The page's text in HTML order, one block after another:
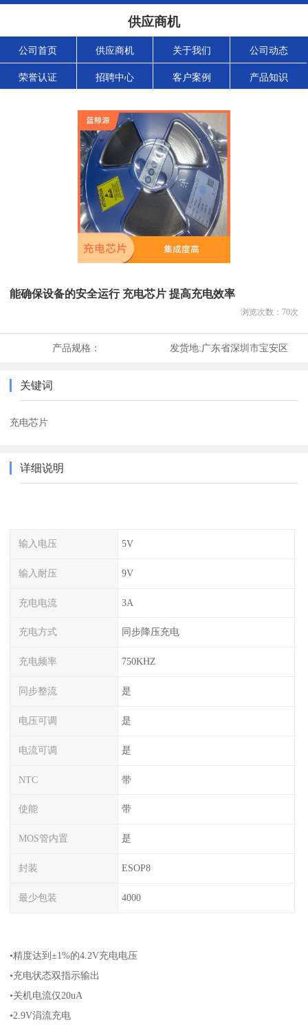
供应商机
公司首页 供应商机 关于我们 公司动态
荣誉认证 招聘中心 客户案例 产品知识
能确保设备的安全运行 充电芯片 提高充电效率
浏览次数： 70次
产品规格： 发货地:广东省深圳市宝安区
关键词
充电芯片
详细说明
输入电压 5V
输入耐压 9V
充电电流 3A
充电方式 同步降压充电
充电频率 750KHZ
同步整流 是
电压可调 是
电流可调 是
NTC 带
使能 带
MOS管内置 是
封装 ESOP8
最少包装 4000
•精度达到±1%的4.2V充电电压
•充电状态双指示输出
•关机电流仅20uA
•2.9V涓流充电